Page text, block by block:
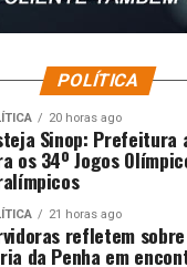
POLÍTICA
20 horas ago
Sinop: Prefeitura
os 34º Jogos
21 horas ago
refletem
da Penha em